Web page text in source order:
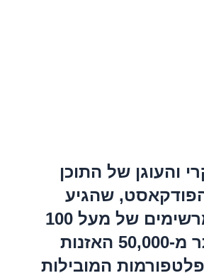
והעוגן של התוכן
שהגיע
להישגים מרשימים של מעל 100
פרקים ויותר מ-50,000 האזנות
המובילות